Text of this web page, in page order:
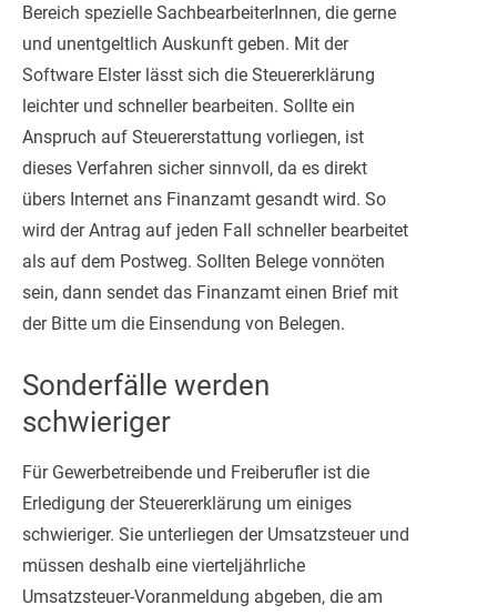
Bereich spezielle SachbearbeiterInnen, die gerne
und unentgeltlich Auskunft geben. Mit der
Software Elster lässt sich die Steuererklärung
leichter und schneller bearbeiten. Sollte ein
Anspruch auf Steuererstattung vorliegen, ist
dieses Verfahren sicher sinnvoll, da es direkt
übers Internet ans Finanzamt gesandt wird. So
wird der Antrag auf jeden Fall schneller bearbeitet
als auf dem Postweg. Sollten Belege vonnöten
sein, dann sendet das Finanzamt einen Brief mit
der Bitte um die Einsendung von Belegen.
Sonderfälle werden
schwieriger
Für Gewerbetreibende und Freiberufler ist die
Erledigung der Steuererklärung um einiges
schwieriger. Sie unterliegen der Umsatzsteuer und
müssen deshalb eine vierteljährliche
Umsatzsteuer-Voranmeldung abgeben, die am